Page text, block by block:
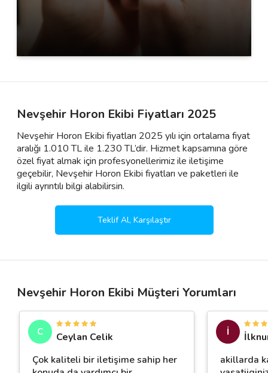
Nevşehir Horon Ekibi Fiyatları 2025
Nevşehir Horon Ekibi fiyatları 2025 yılı için ortalama fiyat
aralığı 1.010 TL ile 1.230 TL’dir. Hizmet kapsamına göre
özel fiyat almak için profesyonellerimiz ile iletişime
geçebilir, Nevşehir Horon Ekibi fiyatları ve paketleri ile
ilgili ayrıntılı bilgi alabilirsin.
Teklif Al, Karşılaştır
Nevşehir Horon Ekibi Müşteri Yorumları
C
Ceylan Celik
Çok kaliteli bir iletişime sahip her
İ
️️akillarda